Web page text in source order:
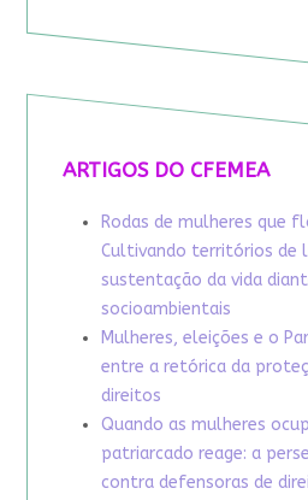
ARTIGOS DO CFEMEA
Rodas de mulheres que
Cultivando territórios de
sustentação da vida
socioambientais
Mulheres, eleições e o
entre a retórica da
direitos
Quando as mulheres
patriarcado reage: a
contra defensoras de